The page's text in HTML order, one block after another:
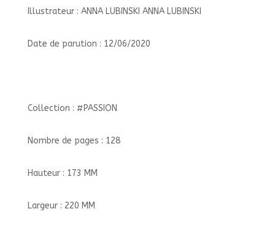
Illustrateur : ANNA LUBINSKI ANNA LUBINSKI
Date de parution : 12/06/2020
Collection : #PASSION
Nombre de pages : 128
Hauteur : 173 MM
Largeur : 220 MM